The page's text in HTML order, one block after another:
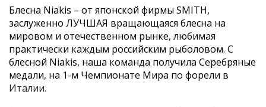
Блесна Niakis – от японской фирмы SMITH,
заслуженно ЛУЧШАЯ вращающаяся блесна на
мировом и отечественном рынке, любимая
практически каждым российским рыболовом. C
блесной Niakis, наша команда получила Серебряные
медали, на 1-м Чемпионате Мира по форели в
Италии.